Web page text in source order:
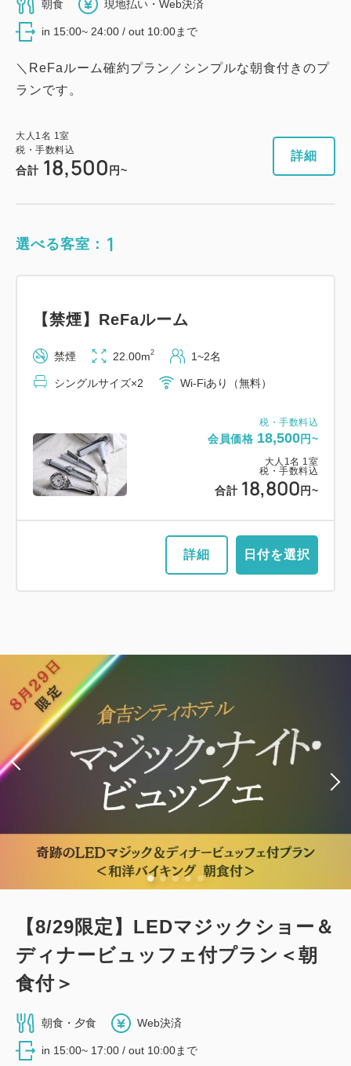
大人1 名 1室
税・手数料込
日付を選択
会員価格 11,700
合計 12,000円~
セミダブル×1 Wi-Fiあり（無料）
日付を選択
大人 名1室
税・手数料込
合計 14,000
シングルサイズ×2
詳細 日付を選択
【禁煙】プレミアムシングル
禁煙
朝食 現地払い・Web決済
in 15:00~ 24:00 / out 10:00まで
＼ReFaルーム確約プラン／シンプルな朝食付きのプ
ランです。
大人 1名 1室
税・手数料込
合計 18,500 円~
詳細
選べる客室： 1
税・手数料込
会員価格 18,500円~
大人 1名 1室
税・手数料込
合計 18,800 円~
【禁煙】ReFaルーム
禁煙 22.00m2 1~2名
シングルサイズ×2 Wi-Fiあり（無料）
詳細 日付を選択
【8/29限定】LEDマジックショー＆
ディナービュッフェ付プラン＜朝
食付＞
朝食・夕食 Web決済
in 15:00~ 17:00 / out 10:00まで